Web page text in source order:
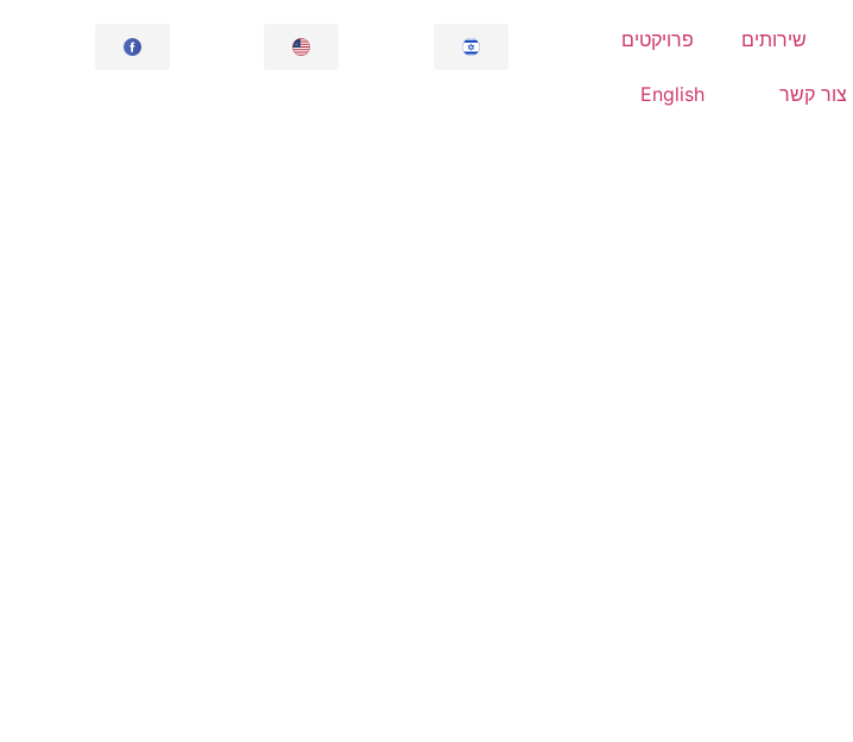
שירותים פרויקטים
צור קשר English